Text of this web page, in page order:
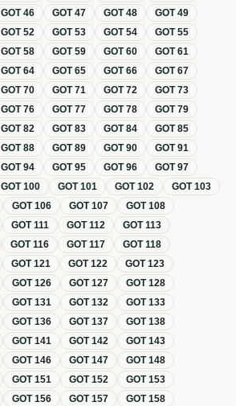
GOT46 GOT47 GOT48 GOT49
GOT52 GOT53 GOT54 GOT55
GOT58 GOT59 GOT60 GOT61
GOT64 GOT65 GOT66 GOT67
GOT70 GOT71 GOT72 GOT73
GOT76 GOT77 GOT78 GOT79
GOT82 GOT83 GOT84 GOT85
GOT88 GOT89 GOT90 GOT91
GOT94 GOT95 GOT96 GOT97
GOT100 GOT101 GOT102 GOT103
GOT106 GOT107 GOT108
GOT111 GOT112 GOT113
GOT116 GOT117 GOT118
GOT121 GOT122 GOT123
GOT126 GOT127 GOT128
GOT131 GOT132 GOT133
GOT136 GOT137 GOT138
GOT141 GOT142 GOT143
GOT146 GOT147 GOT148
GOT151 GOT152 GOT153
GOT156 GOT157 GOT158